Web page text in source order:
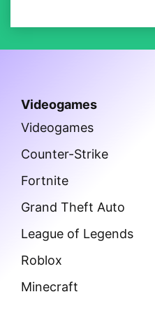
Videogames
Videogames
Counter-Strike
Fortnite
Grand Theft Auto
League of Legends
Roblox
Minecraft